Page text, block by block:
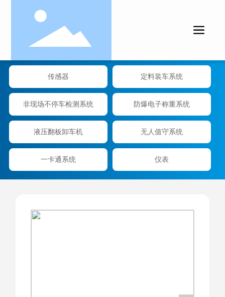
汽车衡
传感器 定料装车系统
非现场不停车检测系统 防爆电子称重系统
液压翻板卸车机 无人值守系统
一卡通系统 仪表